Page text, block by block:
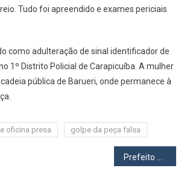
Tudo foi apreendido e exames periciais
como adulteração de sinal identificador de
1º Distrito Policial de Carapicuíba. A mulher
pública de Barueri, onde permanece à
oficina presa golpe da peça falsa